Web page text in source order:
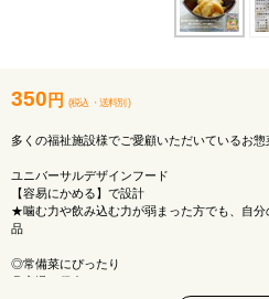
350 円 (税込 ・ 送料別 )
多くの福祉施設様でご愛顧いただいているお惣
ユニバーサルデザインフード
【容易にかめる】で設計
★噛む力や飲み込む力が弱まった方でも、自
品
◎常備菜にぴったり
◎室温で保存OK